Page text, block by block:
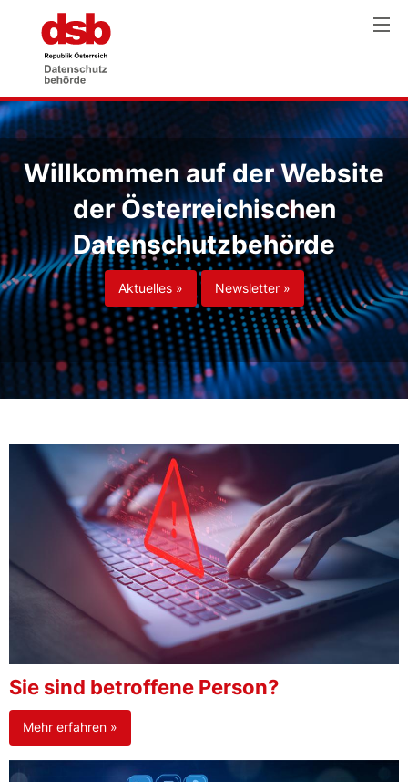
Willkommen auf der Website
der Österreichischen
Datenschutzbehörde
Aktuelles » Newsletter »
Sie sind betroffene Person?
Mehr erfahren »